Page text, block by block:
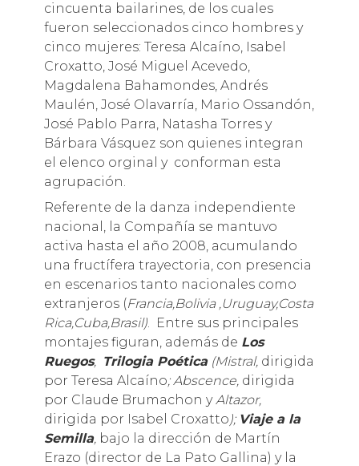
cincuenta bailarines, de los cuales
fueron seleccionados cinco hombres y
cinco mujeres: Teresa Alcaíno, Isabel
Croxatto, José Miguel Acevedo,
Magdalena Bahamondes, Andrés
Maulén, José Olavarría, Mario Ossandón,
José Pablo Parra, Natasha Torres y
Bárbara Vásquez son quienes integran
el elenco orginal y conforman esta
agrupación.
Referente de la danza independiente
nacional, la Compañía se mantuvo
activa hasta el año 2008, acumulando
una fructífera trayectoria, con presencia
en escenarios tanto nacionales como
extranjeros (Francia,Bolivia ,Uruguay,Costa
Rica,Cuba,Brasil). Entre sus principales
montajes figuran, además de Los
Ruegos, Trilogia Poética(Mistral, dirigida
por Teresa Alcaíno; Abscence, dirigida
por Claude Brumachon yAltazor,
dirigida por Isabel Croxatto); Viaje a la
Semilla, bajo la dirección de Martín
Erazo (director de La Pato Gallina) y la